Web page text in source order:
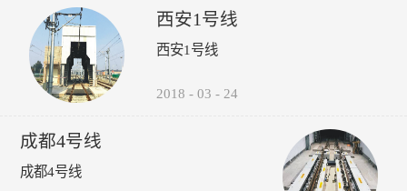
的检修责任心以来，其车辆检
修的运营故障（正线故障）呈
下降趋势（↓14%），而自检
（↑35%），效果如下图所
间长了，车辆多了，管理就跟
不上了，人员变动，对维修维
护工作影响很大，而诺丽科技
受电弓弓头异常、羊角变形、
碳滑板磨耗、受电弓硬点冲
击、弓网温度、接触网磨耗、
接触网几何参数进行检测，对
接触网的悬挂部件异常状态进
行智能识别。并具有对检测出
数据和图像进行无线传输、记
录、分析、判断、评价功能。
议，包括:厂家选型建议、轮
时机建议轨道打磨建议、轮对
润滑建议。 6、图形化:所
验证，可通过轮录像及照片，
自动采集、分析、计算、传输
通信功能，探测站实现无人值
守。2、自动检测通过车辆的
西安1号线
西安1号线
2018 - 03 - 24
成都4号线
成都4号线